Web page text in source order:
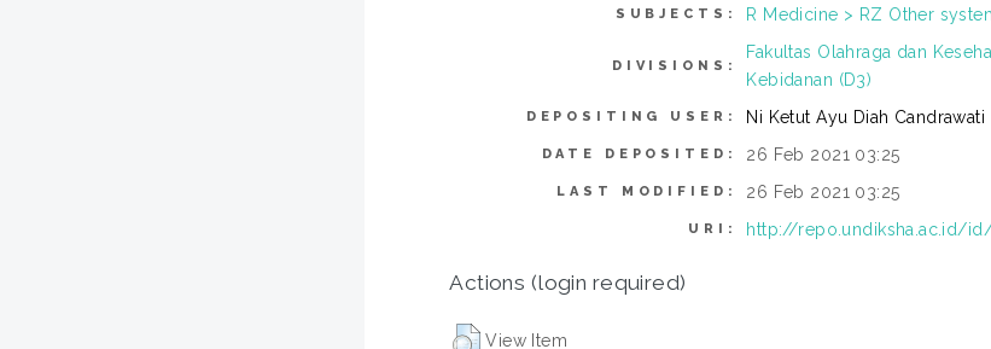
SUBJECTS: R Medicine > RZ Other
DIVISIONS:
Fakultas Olahraga dan
Kebidanan (D3)
DEPOSITING USER: Ni Ketut Ayu Diah Candrawati
DATE DEPOSITED: 26 Feb 2021 03:25
LAST MODIFIED: 26 Feb 2021 03:25
URI: http://repo.undiksha.ac.id/
Actions (login required)
View Item